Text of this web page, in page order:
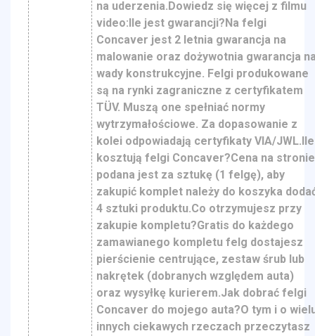
na uderzenia.Dowiedz się więcej z filmu
video:Ile jest gwarancji?Na felgi
Concaver jest 2 letnia gwarancja na
malowanie oraz dożywotnia gwarancja
wady konstrukcyjne. Felgi produkowane
są na rynki zagraniczne z certyfikatem
TÜV. Muszą one spełniać normy
wytrzymałościowe. Za dopasowanie z
kolei odpowiadają certyfikaty VIA/JWL.Ile
kosztują felgi Concaver?Cena na stronie
podana jest za sztukę (1 felgę), aby
zakupić komplet należy do koszyka
4 sztuki produktu.Co otrzymujesz przy
zakupie kompletu?Gratis do każdego
zamawianego kompletu felg dostajesz
pierścienie centrujące, zestaw śrub lub
nakrętek (dobranych względem auta)
oraz wysyłkę kurierem.Jak dobrać felgi
Concaver do mojego auta?O tym i o
innych ciekawych rzeczach przeczytasz